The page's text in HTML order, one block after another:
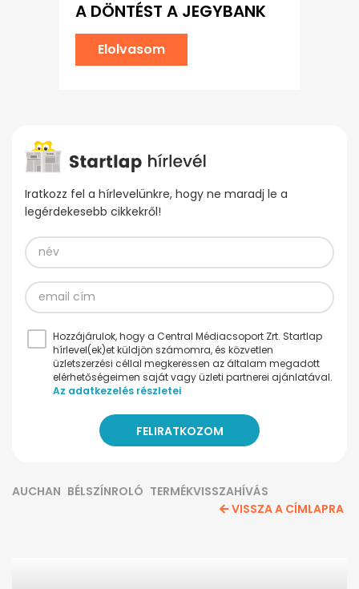
A DÖNTÉST A JEGYBANK
Elolvasom
Iratkozz fel a hírlevelünkre, hogy ne maradj le a
legérdekesebb cikkekről!
Hozzájárulok, hogy a Central Médiacsoport Zrt. Startlap
hírlevel(ek)et küldjön számomra, és közvetlen
üzletszerzési céllal megkeressen az általam megadott
elérhetőségeimen saját vagy üzleti partnerei ajánlatával.
Az adatkezelés részletei
AUCHAN BÉLSZÍNROLÓ TERMÉKVISSZAHÍVÁS
VISSZA A CÍMLAPRA